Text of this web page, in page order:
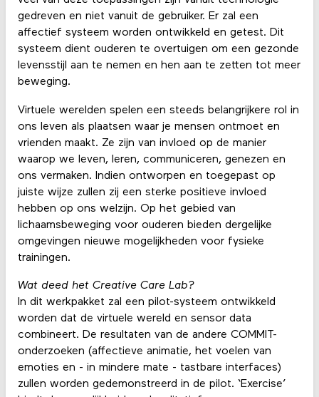
gedreven en niet vanuit de gebruiker. Er zal een
affectief systeem worden ontwikkeld en getest. Dit
systeem dient ouderen te overtuigen om een gezonde
levensstijl aan te nemen en hen aan te zetten tot meer
beweging.
Virtuele werelden spelen een steeds belangrijkere rol in
ons leven als plaatsen waar je mensen ontmoet en
vrienden maakt. Ze zijn van invloed op de manier
waarop we leven, leren, communiceren, genezen en
ons vermaken. Indien ontworpen en toegepast op
juiste wijze zullen zij een sterke positieve invloed
hebben op ons welzijn. Op het gebied van
lichaamsbeweging voor ouderen bieden dergelijke
omgevingen nieuwe mogelijkheden voor fysieke
trainingen.
Wat deed het Creative Care Lab?
In dit werkpakket zal een pilot-systeem ontwikkeld
worden dat de virtuele wereld en sensor data
combineert. De resultaten van de andere COMMIT-
onderzoeken (affectieve animatie, het voelen van
emoties en - in mindere mate - tastbare interfaces)
zullen worden gedemonstreerd in de pilot. ‘Exercise’